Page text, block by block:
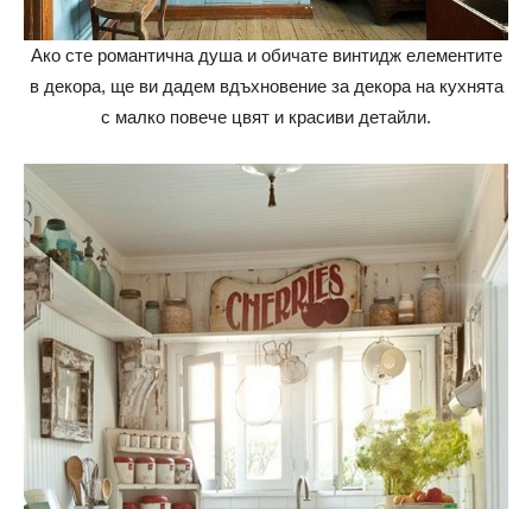
Ако сте романтична душа и обичате винтидж елементите
в декора, ще ви дадем вдъхновение за декора на кухнята
с малко повече цвят и красиви детайли.